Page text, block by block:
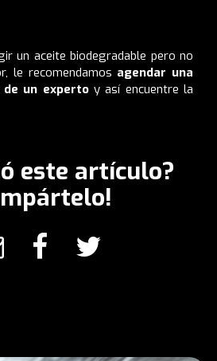
un aceite biodegradable pero no
le recomendamos agendar una
un expertoy así encuentre la
este artículo?